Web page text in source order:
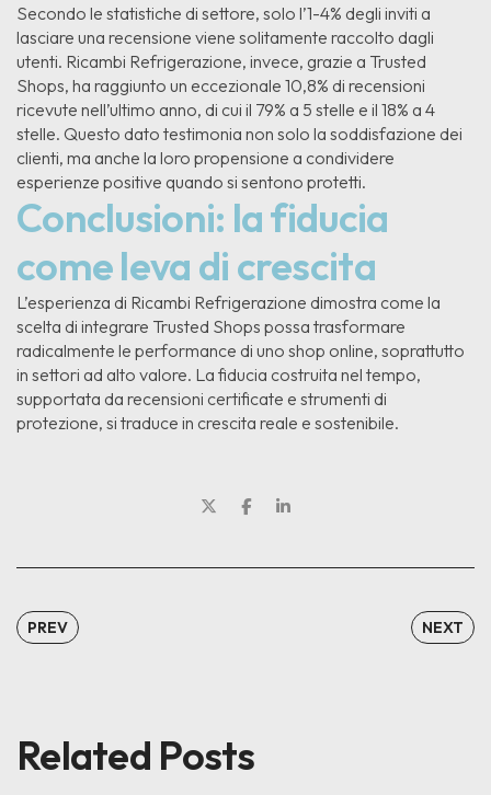
Secondo le statistiche di settore, solo l’1-4% degli inviti a
lasciare una recensione viene solitamente raccolto dagli
utenti. Ricambi Refrigerazione, invece, grazie a Trusted
Shops, ha raggiunto un eccezionale 10,8% di recensioni
ricevute nell’ultimo anno, di cui il 79% a 5 stelle e il 18% a 4
stelle. Questo dato testimonia non solo la soddisfazione dei
clienti, ma anche la loro propensione a condividere
esperienze positive quando si sentono protetti.
Conclusioni: la fiducia
come leva di crescita
L’esperienza di Ricambi Refrigerazione dimostra come la
scelta di integrare Trusted Shops possa trasformare
radicalmente le performance di uno shop online, soprattutto
in settori ad alto valore. La fiducia costruita nel tempo,
supportata da recensioni certificate e strumenti di
protezione, si traduce in crescita reale e sostenibile.
PREV NEXT
Related Posts